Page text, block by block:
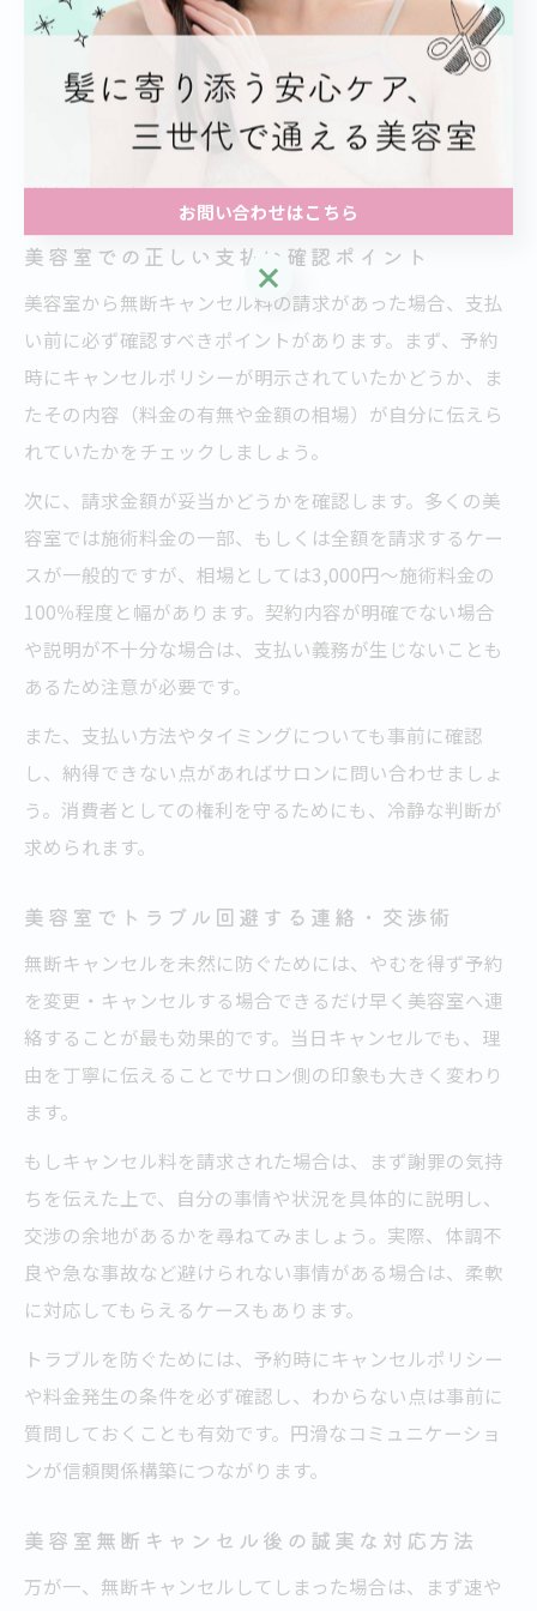
応することが円滑な解決につながります。
例えば、実際に体調不良などで当日連絡ができなかった
ケースでも、後日連絡し事情を説明することで柔軟に対
応してもらえたという事例もあります。冷静な対話を心
がけましょう。
美容室での正しい支払い確認ポイント
美容室から無断キャンセル料の請求があった場合、支払
い前に必ず確認すべきポイントがあります。まず、予約
時にキャンセルポリシーが明示されていたかどうか、ま
たその内容（料金の有無や金額の相場）が自分に伝えら
れていたかをチェックしましょう。
次に、請求金額が妥当かどうかを確認します。多くの美
容室では施術料金の一部、もしくは全額を請求するケー
スが一般的ですが、相場としては3,000円〜施術料金の
100％程度と幅があります。契約内容が明確でない場合
や説明が不十分な場合は、支払い義務が生じないことも
あるため注意が必要です。
また、支払い方法やタイミングについても事前に確認
し、納得できない点があればサロンに問い合わせましょ
う。消費者としての権利を守るためにも、冷静な判断が
求められます。
美容室でトラブル回避する連絡・交渉術
無断キャンセルを未然に防ぐためには、やむを得ず予約
を変更・キャンセルする場合できるだけ早く美容室へ連
絡することが最も効果的です。当日キャンセルでも、理
由を丁寧に伝えることでサロン側の印象も大きく変わり
ます。
もしキャンセル料を請求された場合は、まず謝罪の気持
ちを伝えた上で、自分の事情や状況を具体的に説明し、
交渉の余地があるかを尋ねてみましょう。実際、体調不
良や急な事故など避けられない事情がある場合は、柔軟
に対応してもらえるケースもあります。
トラブルを防ぐためには、予約時にキャンセルポリシー
や料金発生の条件を必ず確認し、わからない点は事前に
質問しておくことも有効です。円滑なコミュニケーショ
ンが信頼関係構築につながります。
美容室無断キャンセル後の誠実な対応方法
万が一、無断キャンセルしてしまった場合は、まず速や
お問い合わせはこちら
お問い合わせはこちら